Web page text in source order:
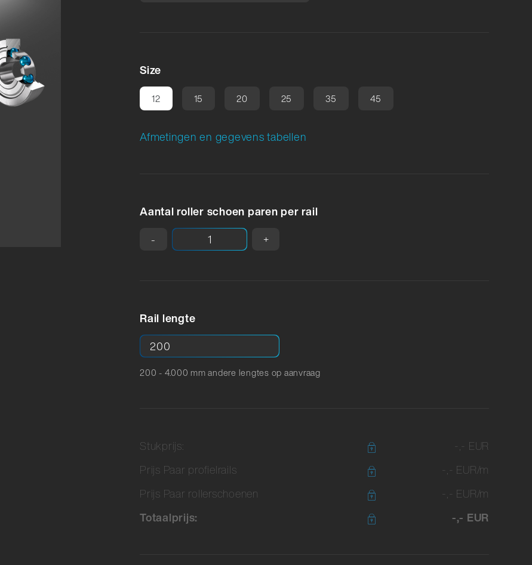
Size
12 15 20 25 35 45
Afmetingen en gegevens tabellen
Aantal roller schoen paren per rail
-
+
Rail lengte
200 - 4.000 mm andere lengtes op aanvraag
Stukprijs:
-,- EUR
Prijs Paar profielrails
-,- EUR/m
Prijs Paar rollerschoenen
-,- EUR/m
Totaalprijs:
-,- EUR